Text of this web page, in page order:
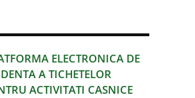
ELECTRONICA DE
A TICHETELOR
ACTIVITATI CASNICE